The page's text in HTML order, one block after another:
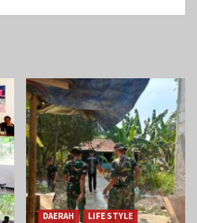
DAERAH
LIFE STYLE